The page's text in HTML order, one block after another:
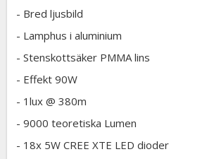
- Bred ljusbild
- Lamphus i aluminium
- Stenskottsäker PMMA lins
- Effekt 90W
- 1lux @ 380m
- 9000 teoretiska Lumen
- 18x 5W CREE XTE LED dioder